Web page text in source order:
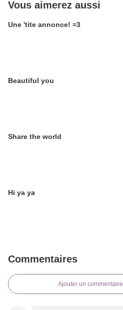
Vous aimerez aussi
Une 'tite annonce! =3
Beautiful you
Share the world
Hi ya ya
Commentaires
Ajouter un commentaire